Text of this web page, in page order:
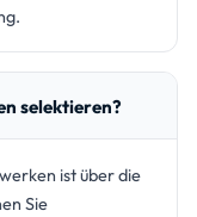
selektieren?
ist über die
Sie